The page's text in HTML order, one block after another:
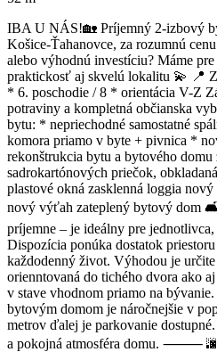
IBA U NÁS!🏡 Príjemný 2-izbový
Košice-Ťahanovce, za rozumnú
alebo výhodnú investíciu? Máme
praktickosť aj skvelú lokalitu 💫 📍
* 6. poschodie / 8 * orientácia V-Z
potraviny a kompletná občianska
bytu: * nepriechodné samostatné
komora priamo v byte + pivnica *
rekonštrukcia bytu a bytového domu
sadrokartónových priečok,
plastové okná zasklenná loggia
nový výťah zateplený bytový dom
príjemne – je ideálny pre
Dispozícia ponúka dostatok
každodenný život. Výhodou je určite
orienntovaná do tichého dvora ako
v stave vhodnom priamo na
bytovým domom je náročnejšie v
metrov ďalej je parkovanie
a pokojná atmosféra domu. ⸻ 🌆